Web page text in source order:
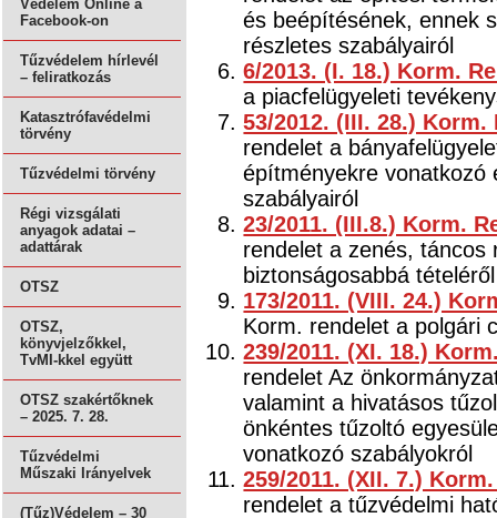
Védelem Online a
Facebook-on
Tűzvédelem hírlevél
– feliratkozás
Katasztrófavédelmi
törvény
Tűzvédelmi törvény
Régi vizsgálati
anyagok adatai –
adattárak
OTSZ
OTSZ,
könyvjelzőkkel,
TvMI-kkel együtt
OTSZ szakértőknek
– 2025. 7. 28.
Tűzvédelmi
Műszaki Irányelvek
(Tűz)Védelem – 30
és beépítésének, ennek
részletes szabályairól
6/2013. (I. 18.) Korm.
a piacfelügyeleti
53/2012. (III. 28.) Korm.
rendelet a
építményekre vonatkozó
szabályairól
23/2011. (III.8.) Korm.
rendelet a zenés, táncos
biztonságosabbá tételéről
173/2011. (VIII. 24.)
Korm. rendelet a polgári
239/2011. (XI. 18.)
rendelet Az
valamint a hivatásos
önkéntes tűzoltó
vonatkozó szabályokról
259/2011. (XII. 7.)
rendelet a tűzvédelmi